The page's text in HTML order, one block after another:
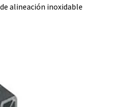
alineación inoxidable